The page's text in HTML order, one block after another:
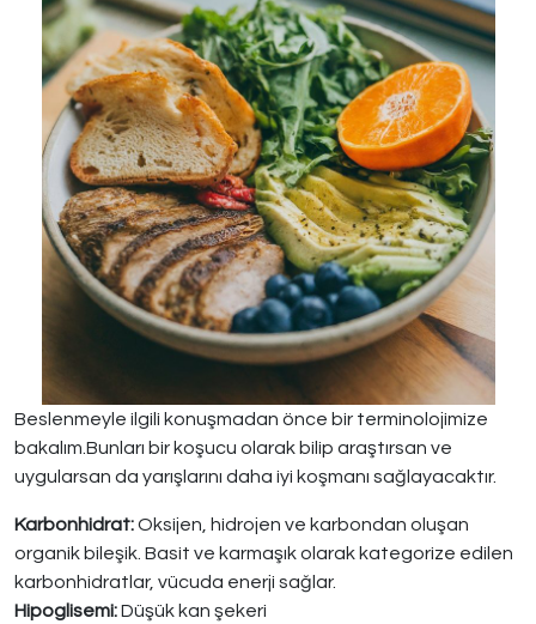
Beslenmeyle ilgili konuşmadan önce bir terminolojimize
bakalım.Bunları bir koşucu olarak bilip araştırsan ve
uygularsan da yarışlarını daha iyi koşmanı sağlayacaktır.
Karbonhidrat:Oksijen, hidrojen ve karbondan oluşan
organik bileşik. Basit ve karmaşık olarak kategorize edilen
karbonhidratlar, vücuda enerji sağlar.
Hipoglisemi:Düşük kan şekeri